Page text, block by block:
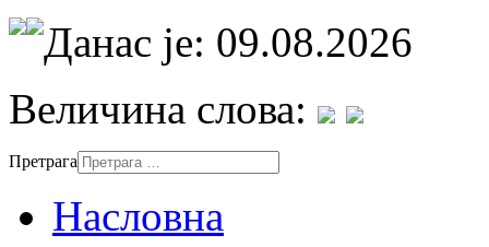
Данас је: 09.08.2026
Величина слова:
Претрага
Насловна